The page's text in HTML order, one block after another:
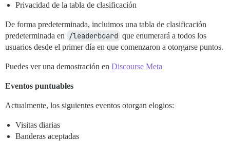
Privacidad de la tabla de clasificación
De forma predeterminada, incluimos una tabla de clasificación
predeterminada en
/leaderboard que enumerará a todos los
usuarios desde el primer día en que comenzaron a otorgarse puntos.
Puedes ver una demostración en Discourse Meta
Eventos puntuables
Actualmente, los siguientes eventos otorgan elogios:
Visitas diarias
Banderas aceptadas